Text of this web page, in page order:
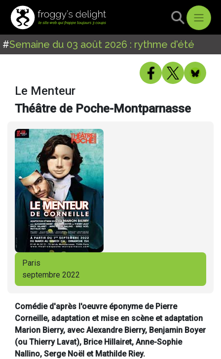
#Semaine du 03 août 2026 : rythme d'été
Le Menteur
Théâtre de Poche-Montparnasse
Paris
septembre 2022
Comédie d'après l'oeuvre éponyme de Pierre
Corneille, adaptation et mise en scène et adaptation
Marion Bierry, avec Alexandre Bierry, Benjamin Boyer
(ou Thierry Lavat), Brice Hillairet, Anne-Sophie
Nallino, Serge Noël et Mathilde Riey.